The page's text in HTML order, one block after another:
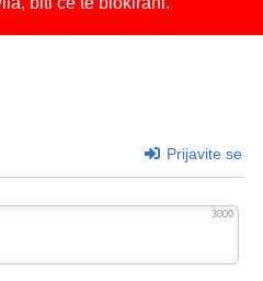
Prijavite se
3000